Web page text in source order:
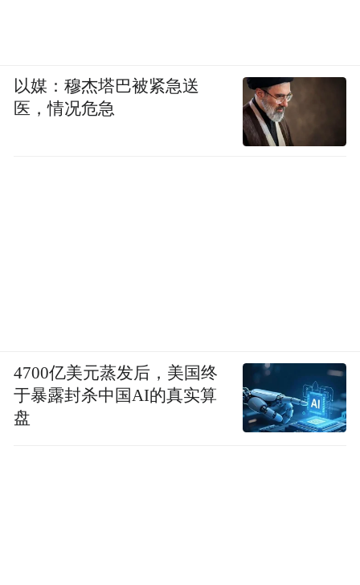
以媒：穆杰塔巴被紧急送
医，情况危急
4700亿美元蒸发后，美国终
于暴露封杀中国AI的真实算
盘